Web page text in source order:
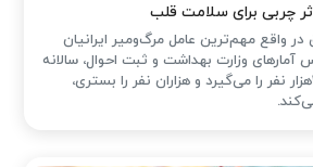
چربی برای سلامت قلب
واقع مهم‌ترین عامل مرگ‌ومیر ایرانیان
آمارهای وزارت بهداشت و ثبت احوال، سالانه
دست‌کم جان حدود 140هزار نفر را می‌گیرد و هزاران نفر را بستری،